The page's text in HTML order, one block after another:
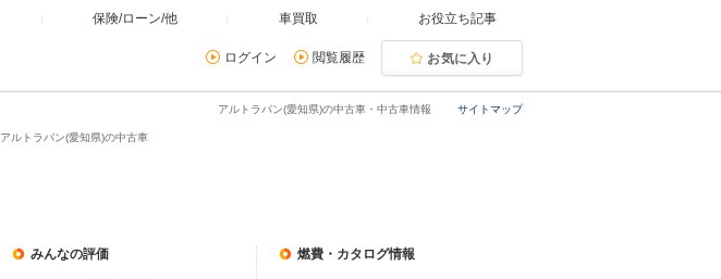
保険/ローン/他 車買取 お役立ち記事
ログイン 閲覧履歴 お気に入り
サイトマップ
アルトラパン(愛知県)の中古車・中古車情報
アルトラパン(愛知県)の中古車
みんなの評価 燃費・カタログ情報